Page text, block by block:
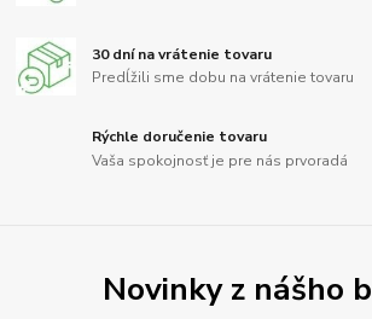
30 dní na vrátenie tovaru
Predĺžili sme dobu na vrátenie tovaru
Rýchle doručenie tovaru
Vaša spokojnosť je pre nás prvoradá
Novinky z nášho